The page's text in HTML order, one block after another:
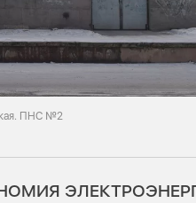
ПНС №2